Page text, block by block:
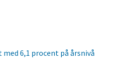
6,1 procent på årsnivå